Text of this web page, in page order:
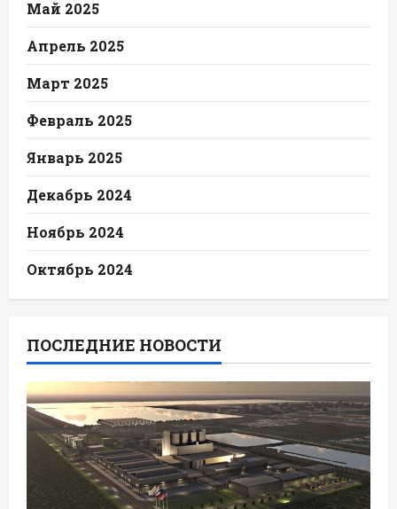
Май 2025
Апрель 2025
Март 2025
Февраль 2025
Январь 2025
Декабрь 2024
Ноябрь 2024
Октябрь 2024
ПОСЛЕДНИЕ НОВОСТИ